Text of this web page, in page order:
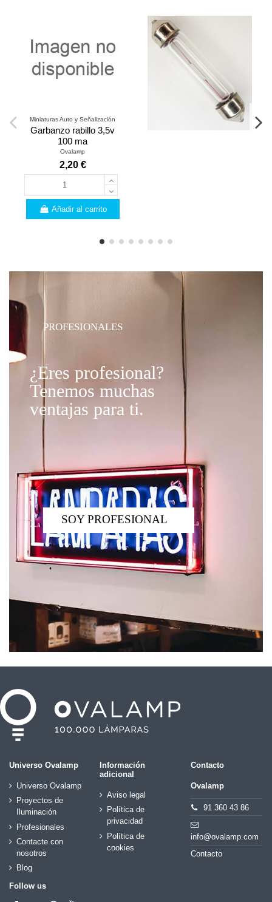
Miniaturas Auto y Señalización
Garbanzo rabillo 3,5v
100 ma
Ovalamp
2,20 €
Añadir al carrito
PROFESIONALES
¿Eres profesional?
Tenemos muchas
ventajas para ti.
SOY PROFESIONAL
Universo Ovalamp
Universo Ovalamp
Proyectos de
Iluminación
Profesionales
Contacte con
nosotros
Blog
Información
adicional
Aviso legal
Política de
privacidad
Política de
cookies
Contacto
Ovalamp
91 360 43 86
info@ovalamp.com
Contacto
Follow us